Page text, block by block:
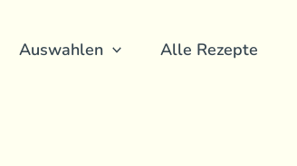
Auswahlen Alle Rezepte